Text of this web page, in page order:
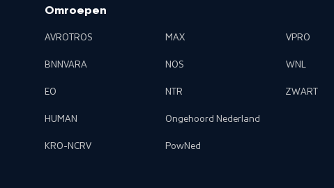
Omroepen
AVROTROS
BNNVARA
EO
HUMAN
KRO-NCRV
MAX
NOS
NTR
Ongehoord Nederland
PowNed
VPRO
WNL
ZWART